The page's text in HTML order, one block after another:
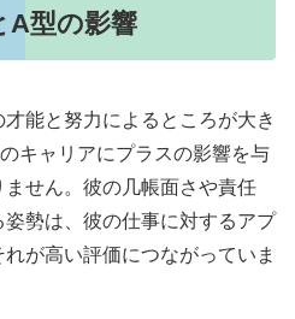
A型の影響
能と努力によるところが大き
キャリアにプラスの影響を与
せん。彼の几帳面さや責任
勢は、彼の仕事に対するアプ
が高い評価につながっていま